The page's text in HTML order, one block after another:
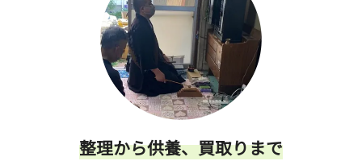
整理から供養、買取りまで